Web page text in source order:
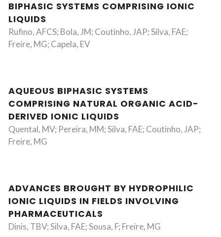
BIPHASIC SYSTEMS COMPRISING IONIC
LIQUIDS
Rufino, AFCS; Bola, JM; Coutinho, JAP; Silva, FAE;
Freire, MG; Capela, EV
AQUEOUS BIPHASIC SYSTEMS
COMPRISING NATURAL ORGANIC ACID-
DERIVED IONIC LIQUIDS
Quental, MV; Pereira, MM; Silva, FAE; Coutinho, JAP;
Freire, MG
ADVANCES BROUGHT BY HYDROPHILIC
IONIC LIQUIDS IN FIELDS INVOLVING
PHARMACEUTICALS
Dinis, TBV; Silva, FAE; Sousa, F; Freire, MG